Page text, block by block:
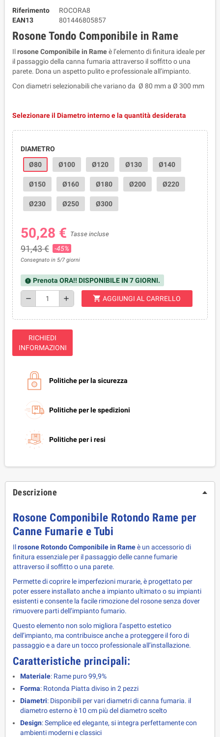
Riferimento
ROCORA8
EAN13
801446805857
Rosone Tondo Componibile in Rame
Il rosone Componibile in Rame è l’elemento di finitura ideale per
il passaggio della canna fumaria attraverso il soffitto o una
parete. Dona un aspetto pulito e professionale all’impianto.
Con diametri selezionabili che variano da Ø 80 mm a Ø 300 mm
Selezionare il Diametro interno e la quantità desiderata
DIAMETRO
Ø80
Ø100 Ø120 Ø130 Ø140
Ø150 Ø160 Ø180 Ø200 Ø220
Ø230 Ø250 Ø300
50,28 € Tasse incluse
91,43 € -45%
Consegnato in 5/7 giorni
new_releases Prenota ORA!! DISPONIBILE IN 7 GIORNI.
remove add shopping_cart AGGIUNGI AL CARRELLO
RICHIEDI
INFORMAZIONI
Politiche per la sicurezza
Politiche per le spedizioni
Politiche per i resi
Descrizione
Rosone Componibile Rotondo Rame per
Canne Fumarie e Tubi
Il rosone Rotondo Componibile in Rame è un accessorio di
finitura essenziale per il passaggio delle canne fumarie
attraverso il soffitto o una parete.
Permette di coprire le imperfezioni murarie, è progettato per
poter essere installato anche a impianto ultimato o su impianti
esistenti e consente la facile rimozione del rosone senza dover
rimuovere parti dell’impianto fumario.
Questo elemento non solo migliora l’aspetto estetico
dell’impianto, ma contribuisce anche a proteggere il foro di
passaggio e a dare un tocco professionale all’installazione.
Caratteristiche principali:
Materiale: Rame puro 99,9%
Forma: Rotonda Piatta diviso in 2 pezzi
Diametri: Disponibili per vari diametri di canna fumaria. il
diametro esterno è 10 cm più del diametro scelto
Design: Semplice ed elegante, si integra perfettamente con
ambienti moderni e classici